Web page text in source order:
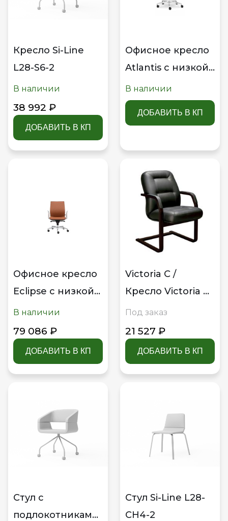
Кресло Si-Line
L28-S6-2
В наличии
38 992 ₽
ДОБАВИТЬ В КП
Офисное кресло
Atlantis с низкой
спинкой на
крестовине с
колесами
В наличии
ДОБАВИТЬ В КП
Офисное кресло
Eclipse с низкой
спинкой на
крестовине с
колесами
В наличии
79 086 ₽
ДОБАВИТЬ В КП
Victoria C /
Кресло Victoria C
Victoria C
VCT5130021
Под заказ
21 527 ₽
ДОБАВИТЬ В КП
Стул с
подлокотниками
Стул Si-Line L28-
CH4-2